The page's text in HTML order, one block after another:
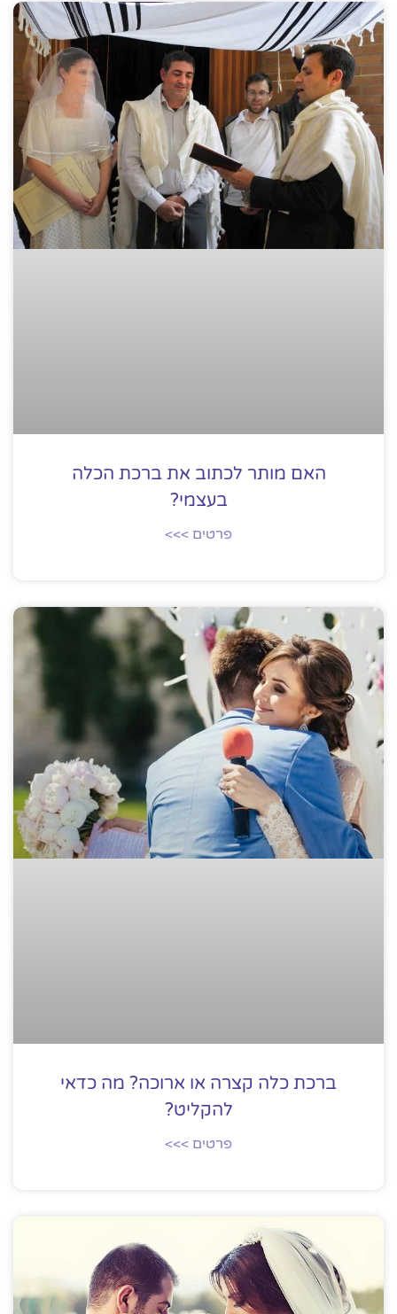
האם מותר לכתוב את ברכת הכלה
בעצמי?
פרטים >>>
ברכת כלה קצרה או ארוכה? מה כדאי
להקליט?
פרטים >>>